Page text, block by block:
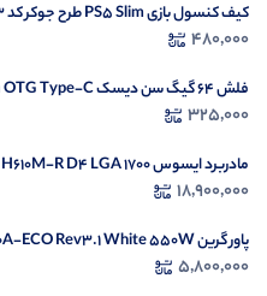
کیف کنسول بازی PS5 Slim طرح جوکر کد 3
480,000
فلش 64 گیگ سن دیسک SanDisk Ultra OTG Type-C
325,000
مادربرد ایسوس Asus Prime H610M-R D4 LGA 1700
18,900,000
پاور گرین Green GP550A-ECO Rev3.1 White 550W
5,800,000
کیبورد بی سیم sibraton سیبراتون مدل SKB566W
670,000